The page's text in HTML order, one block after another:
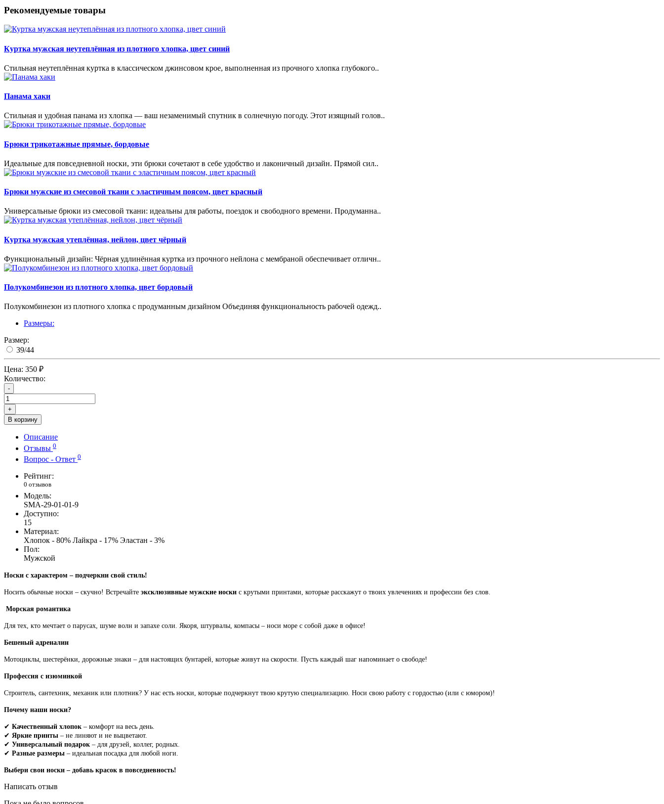
Рекомендуемые товары
Куртка мужская неутеплённая из плотного хлопка, цвет синий
Стильная неутеплённая куртка в классическом джинсовом крое, выполненная из прочного хлопка глубокого..
Панама хаки
Стильная и удобная панама из хлопка — ваш незаменимый спутник в солнечную погоду. Этот изящный голов..
Брюки трикотажные прямые, бордовые
Идеальные для повседневной носки, эти брюки сочетают в себе удобство и лаконичный дизайн. Прямой сил..
Брюки мужские из смесовой ткани с эластичным поясом, цвет красный
Универсальные брюки из смесовой ткани: идеальны для работы, поездок и свободного времени. Продуманна..
Куртка мужская утеплённая, нейлон, цвет чёрный
Функциональный дизайн: Чёрная удлинённая куртка из прочного нейлона с мембраной обеспечивает отличн..
Полукомбинезон из плотного хлопка, цвет бордовый
Полукомбинезон из плотного хлопка с продуманным дизайном Объединяя функциональность рабочей одежд..
Размеры:
Размер:
39/44
Цена: 350 ₽
Количество:
-
+
В корзину
Описание
Отзывы 0
Вопрос - Ответ 0
Рейтинг:
0 отзывов
Модель:
SMA-29-01-01-9
Доступно:
15
Материал:
Хлопок - 80% Лайкра - 17% Эластан - 3%
Пол:
Мужской
Носки с характером – подчеркни свой стиль!
Носить обычные носки – скучно! Встречайте эксклюзивные мужские носки с крутыми принтами, которые расскажут о твоих увлечениях и профессии без слов.
Морская романтика
Для тех, кто мечтает о парусах, шуме волн и запахе соли. Якоря, штурвалы, компасы – носи море с собой даже в офисе!
Бешеный адреналин
Мотоциклы, шестерёнки, дорожные знаки – для настоящих бунтарей, которые живут на скорости. Пусть каждый шаг напоминает о свободе!
Профессия с изюминкой
Строитель, сантехник, механик или плотник? У нас есть носки, которые подчеркнут твою крутую специализацию. Носи свою работу с гордостью (или с юмором)!
Почему наши носки?
✔ Качественный хлопок – комфорт на весь день.
✔ Яркие принты – не линяют и не выцветают.
✔ Универсальный подарок – для друзей, коллег, родных.
✔ Разные размеры – идеальная посадка для любой ноги.
Выбери свои носки – добавь красок в повседневность!
Написать отзыв